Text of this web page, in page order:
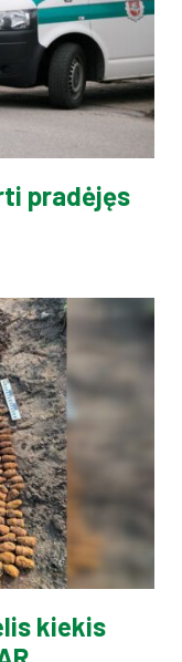
pradėjęs
kiekis